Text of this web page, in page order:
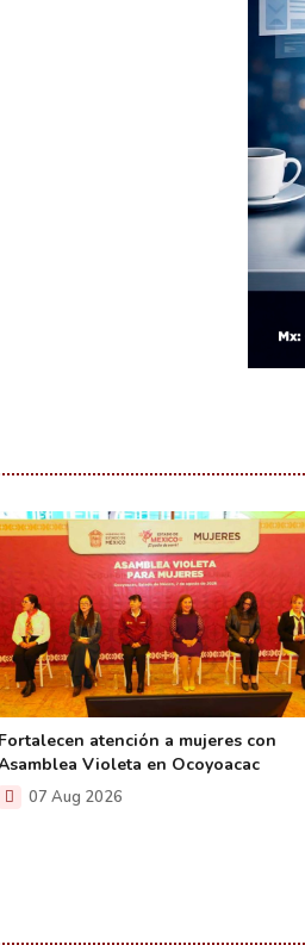
Fortalecen atención a mujeres con
Violeta en Ocoyoacac
07 Aug 2026